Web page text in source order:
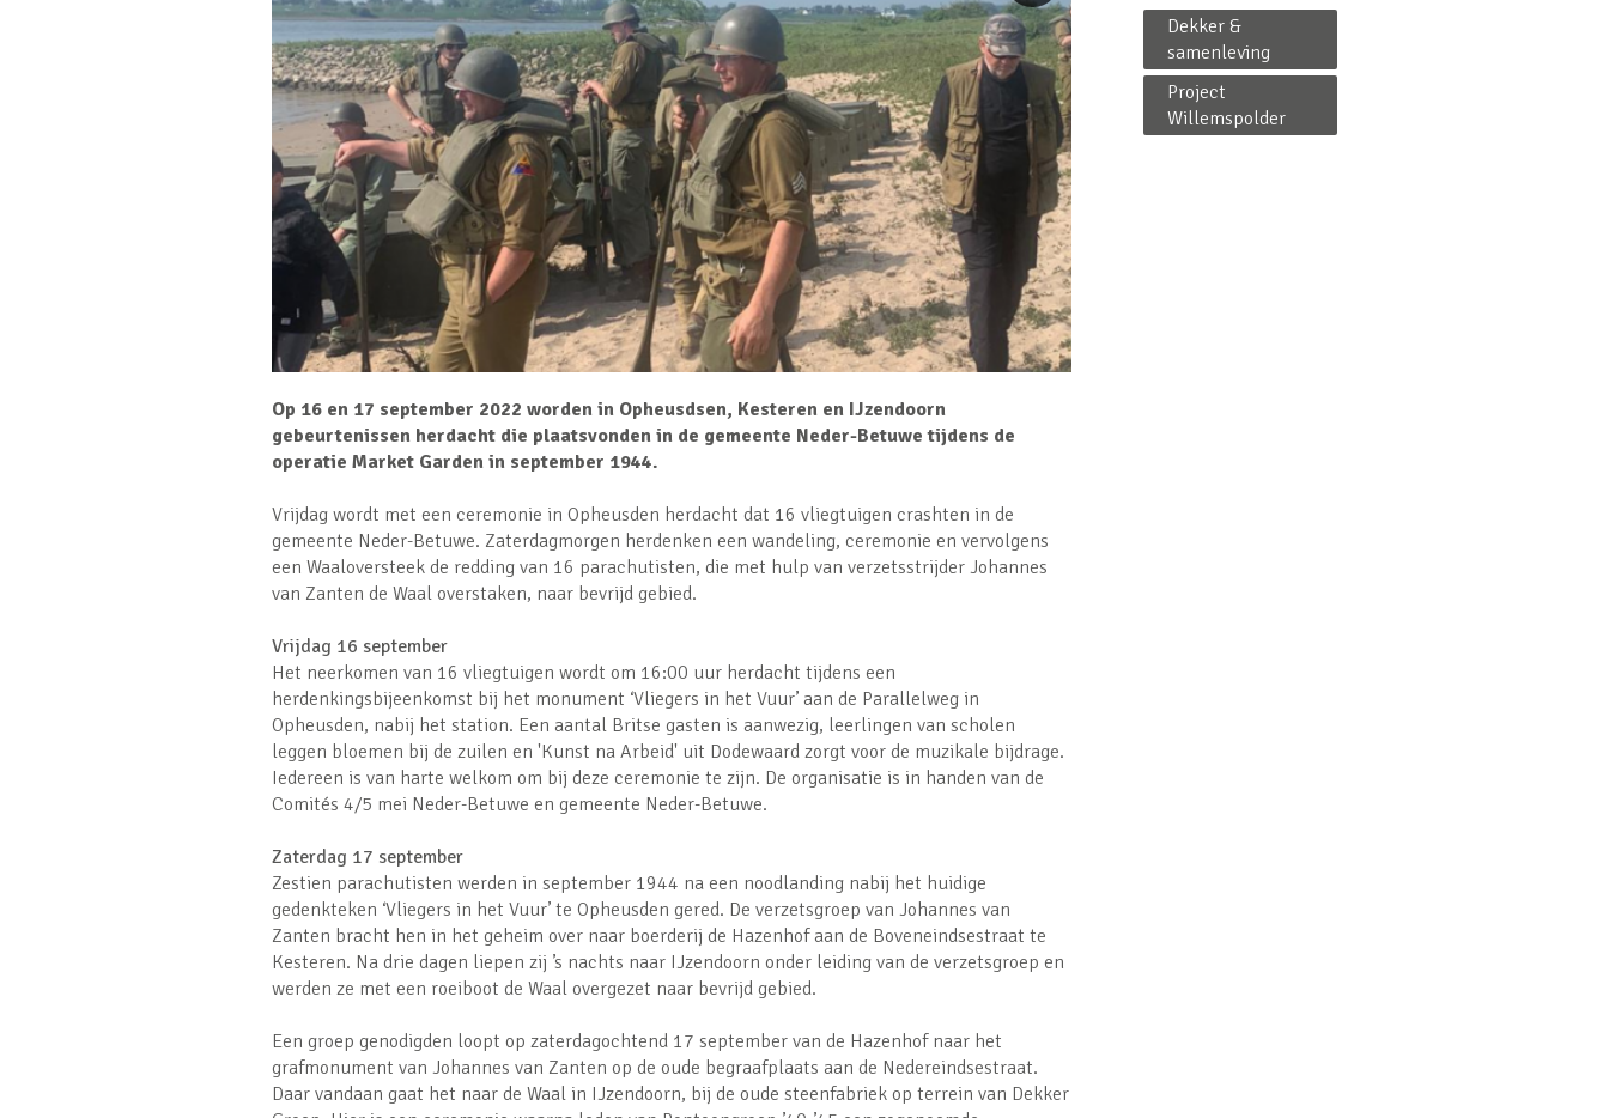
Op 16 en 17 september 2022 worden in Opheusdsen, Kesteren en IJzendoorn
gebeurtenissen herdacht die plaatsvonden in de gemeente Neder-Betuwe tijdens de
operatie Market Garden in september 1944.
Vrijdag wordt met een ceremonie in Opheusden herdacht dat 16 vliegtuigen crashten in de
gemeente Neder-Betuwe. Zaterdagmorgen herdenken een wandeling, ceremonie en vervolgens
een Waaloversteek de redding van 16 parachutisten, die met hulp van verzetsstrijder Johannes
van Zanten de Waal overstaken, naar bevrijd gebied.
Vrijdag 16 september
Het neerkomen van 16 vliegtuigen wordt om 16:00 uur herdacht tijdens een
herdenkingsbijeenkomst bij het monument ‘Vliegers in het Vuur’ aan de Parallelweg in
Opheusden, nabij het station. Een aantal Britse gasten is aanwezig, leerlingen van scholen
leggen bloemen bij de zuilen en 'Kunst na Arbeid' uit Dodewaard zorgt voor de muzikale bijdrage.
Iedereen is van harte welkom om bij deze ceremonie te zijn. De organisatie is in handen van de
Comités 4/5 mei Neder-Betuwe en gemeente Neder-Betuwe.
Zaterdag 17 september
Zestien parachutisten werden in september 1944 na een noodlanding nabij het huidige
gedenkteken ‘Vliegers in het Vuur’ te Opheusden gered. De verzetsgroep van Johannes van
Zanten bracht hen in het geheim over naar boerderij de Hazenhof aan de Boveneindsestraat te
Kesteren. Na drie dagen liepen zij ’s nachts naar IJzendoorn onder leiding van de verzetsgroep en
werden ze met een roeiboot de Waal overgezet naar bevrijd gebied.
Een groep genodigden loopt op zaterdagochtend 17 september van de Hazenhof naar het
grafmonument van Johannes van Zanten op de oude begraafplaats aan de Nedereindsestraat.
Daar vandaan gaat het naar de Waal in IJzendoorn, bij de oude steenfabriek op terrein van Dekker
Dekker &
samenleving
Project
Willemspolder